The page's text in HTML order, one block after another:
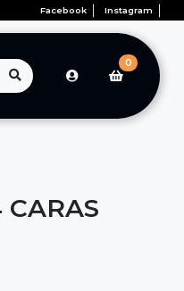
Facebook Instagram
0
CARAS